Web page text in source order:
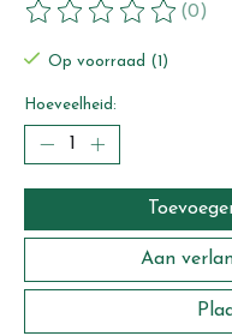
De beoordeling van dit
(0)
Op voorraad (1)
Hoeveelheid:
Aan